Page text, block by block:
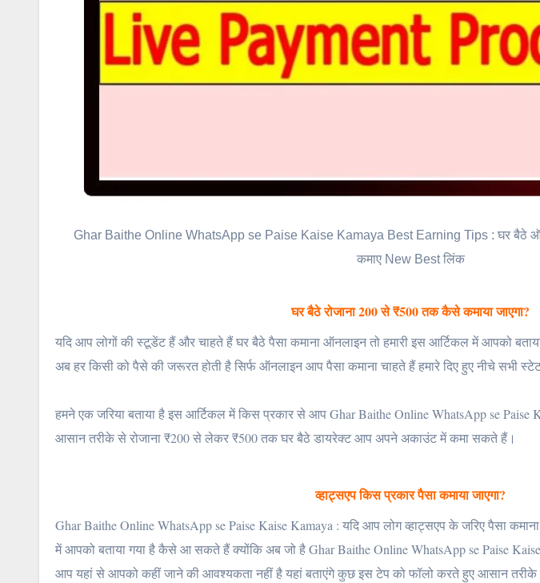
Ghar Baithe Online WhatsApp se Paise Kaise Kamaya Best Earning Tips : घर बैठे
कमाए New Best लिंक
घर बैठे रोजाना 200 से ₹500 तक कैसे कमाया जाएगा?
यदि आप लोगों की स्टूडेंट हैं और चाहते हैं घर बैठे पैसा कमाना ऑनलाइन तो हमारी इस आर्टिकल में आपको
अब हर किसी को पैसे की जरूरत होती है सिर्फ ऑनलाइन आप पैसा कमाना चाहते हैं हमारे दिए हुए नीचे सभी
हमने एक जरिया बताया है इस आर्टिकल में किस प्रकार से आप Ghar Baithe Online WhatsApp se Paise
आसान तरीके से रोजाना ₹200 से लेकर ₹500 तक घर बैठे डायरेक्ट आप अपने अकाउंट में कमा सकते हैं।
व्हाट्सएप किस प्रकार पैसा कमाया जाएगा?
Ghar Baithe Online WhatsApp se Paise Kaise Kamaya : यदि आप लोग व्हाट्सएप के जरिए पैसा
में आपको बताया गया है कैसे आ सकते हैं क्योंकि अब जो है Ghar Baithe Online WhatsApp se Paise Kaise
आप यहां से आपको कहीं जाने की आवश्यकता नहीं है यहां बताएंगे कुछ इस टेप को फॉलो करते हुए आसान